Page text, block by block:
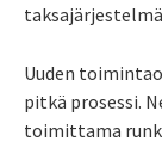
Uuden
pitkä prosessi.
toimittama